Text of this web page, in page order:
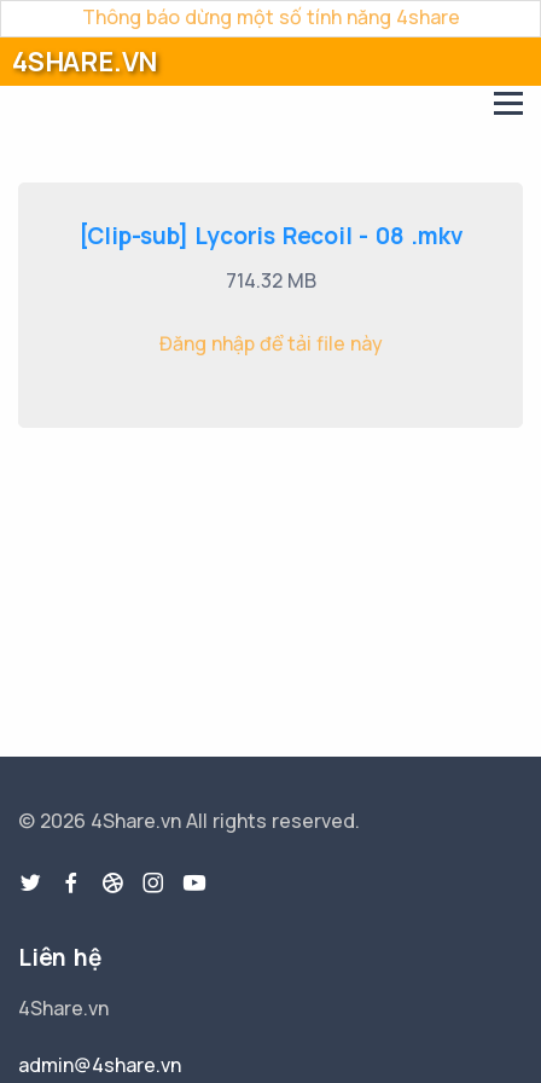
Thông báo dừng một số tính năng 4share
4SHARE.VN
[Clip-sub] Lycoris Recoil - 08 .mkv
714.32 MB
Đăng nhập để tải file này
© 2026 4Share.vnAll rights reserved.
Liên hệ
4Share.vn
admin@4share.vn